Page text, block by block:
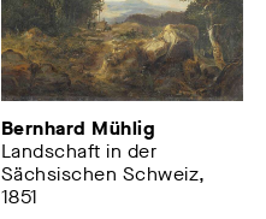
Bernhard Mühlig
Landschaft in der
Sächsischen Schweiz,
1851